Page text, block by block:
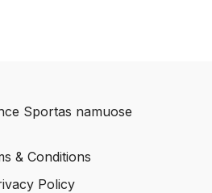
Sportas namuose
& Conditions
Policy